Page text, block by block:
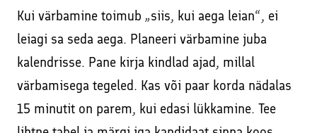
Kui värbamine toimub „siis, kui aega leian“, ei
leiagi sa seda aega. Planeeri värbamine juba
kalendrisse. Pane kirja kindlad ajad, millal
värbamisega tegeled. Kas või paar korda nädalas
15 minutit on parem, kui edasi lükkamine. Tee